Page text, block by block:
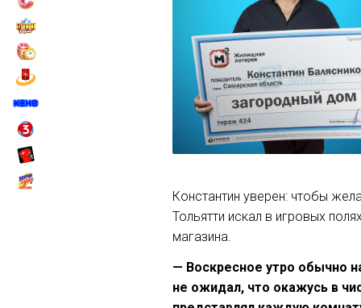
Константин уверен: чтобы
Тольятти искал в игровых
магазина.
— Воскресное утро обычно
не ожидал, что окажусь в